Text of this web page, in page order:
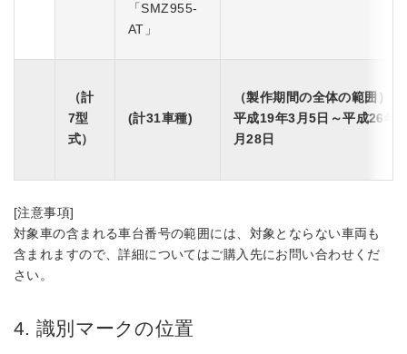
「SMZ955-
AT」
（計
7型
式）
(計31車種)
（製作期間の全体の範囲）
平成19年3月5日～平成26年
月28日
[注意事項]
対象車の含まれる車台番号の範囲には、対象とならない車両も
含まれますので、詳細についてはご購入先にお問い合わせくだ
さい。
4. 識別マークの位置